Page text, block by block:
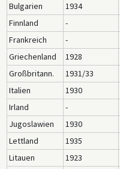
Bulgarien
1934
Finnland
-
Frankreich
-
Griechenland
1928
Großbritann.
1931/33
Italien
1930
Irland
-
Jugoslawien
1930
Lettland
1935
Litauen
1923